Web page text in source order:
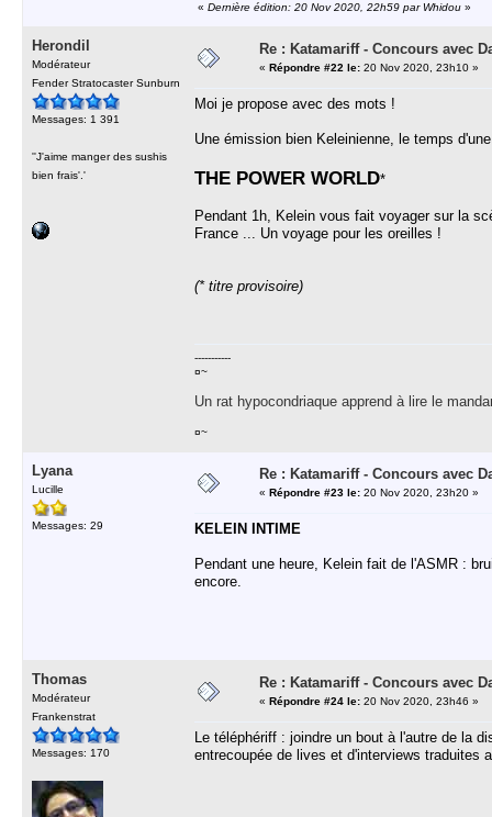
« Dernière édition: 20 Nov 2020, 22h59 par Whidou »
Herondil
Modérateur
Fender Stratocaster Sunburn
Messages: 1 391
''J'aime manger des sushis
bien frais'.'
Re : Katamariff - Concours avec
« Répondre #22 le: 20 Nov 2020, 23h10 »
Moi je propose avec des mots !
Une émission bien Keleinienne, le temps
THE POWER WORLD*
Pendant 1h, Kelein vous fait voyager sur la
France ... Un voyage pour les oreilles !
(* titre provisoire)
-----------
¤~
Un rat hypocondriaque apprend à lire le
¤~
Lyana
Lucille
Messages: 29
Re : Katamariff - Concours avec
« Répondre #23 le: 20 Nov 2020, 23h20 »
KELEIN INTIME
Pendant une heure, Kelein fait de l'ASMR :
encore.
Thomas
Modérateur
Frankenstrat
Messages: 170
Re : Katamariff - Concours avec
« Répondre #24 le: 20 Nov 2020, 23h46 »
Le téléphériff : joindre un bout à l'autre de la
entrecoupée de lives et d'interviews traduites